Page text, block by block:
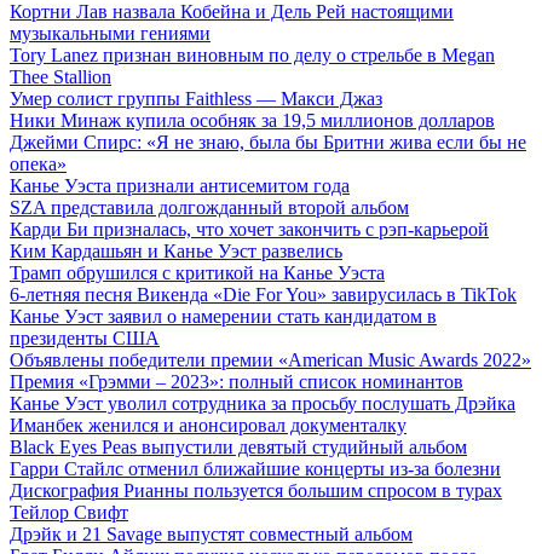
Кортни Лав назвала Кобейна и Дель Рей настоящими
музыкальными гениями
Tory Lanez признан виновным по делу о стрельбе в Megan
Thee Stallion
Умер солист группы Faithless — Макси Джаз
Ники Минаж купила особняк за 19,5 миллионов долларов
Джейми Спирс: «Я не знаю, была бы Бритни жива если бы не
опека»
Канье Уэста признали антисемитом года
SZA представила долгожданный второй альбом
Карди Би призналась, что хочет закончить с рэп-карьерой
Ким Кардашьян и Канье Уэст развелись
Трамп обрушился с критикой на Канье Уэста
6-летняя песня Викенда «Die For You» завирусилась в TikTok
Канье Уэст заявил о намерении стать кандидатом в
президенты США
Объявлены победители премии «American Music Awards 2022»
Премия «Грэмми – 2023»: полный список номинантов
Канье Уэст уволил сотрудника за просьбу послушать Дрэйка
Иманбек женился и анонсировал документалку
Black Eyes Peas выпустили девятый студийный альбом
Гарри Стайлс отменил ближайшие концерты из-за болезни
Дискография Рианны пользуется большим спросом в турах
Тейлор Свифт
Дрэйк и 21 Savage выпустят совместный альбом